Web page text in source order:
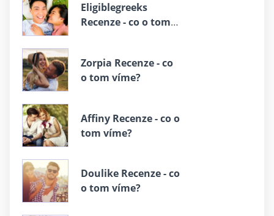
Eligiblegreeks
Recenze - co o tom
Zorpia Recenze - co
o tom víme?
Affiny Recenze - co o
tom víme?
Doulike Recenze - co
o tom víme?